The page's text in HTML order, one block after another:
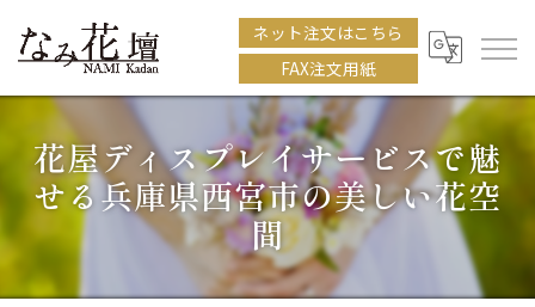
ネット注文はこちら
FAX注文用紙
花屋ディスプレイサービスで魅
せる兵庫県西宮市の美しい花空
間